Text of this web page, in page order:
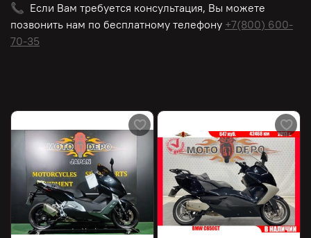
📞 Если Вам требуется консультация, Вы можете
позвонить нам по бесплатному телефону +7(800) 600-
70-35